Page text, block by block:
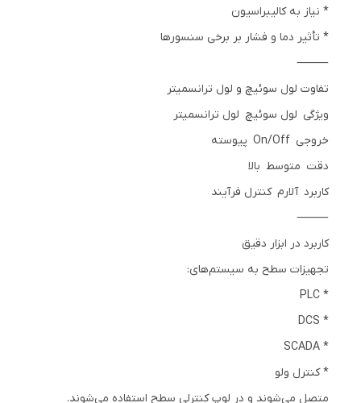
* نیاز به کالیبراسیون
* تأثیر دما و فشار بر برخی سنسورها
⸻
تفاوت لول سوئیچ و لول ترانسمیتر
ویژگی لول سوئیچ لول ترانسمیتر
خروجی On/Off پیوسته
دقت متوسط بالا
کاربرد آلارم کنترل فرآیند
⸻
کاربرد در ابزار دقیق
تجهیزات سطح به سیستم‌های:
* PLC
* DCS
* SCADA
* کنترل ولو
متصل می‌شوند و در لوپ کنترلی سطح استفاده می‌شوند.